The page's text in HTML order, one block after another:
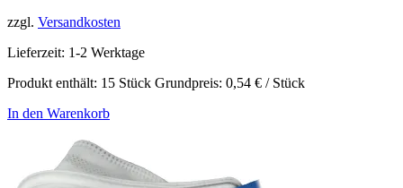
zzgl. Versandkosten
Lieferzeit: 1-2 Werktage
Produkt enthält: 15 Stück Grundpreis: 0,54 € / Stück
In den Warenkorb